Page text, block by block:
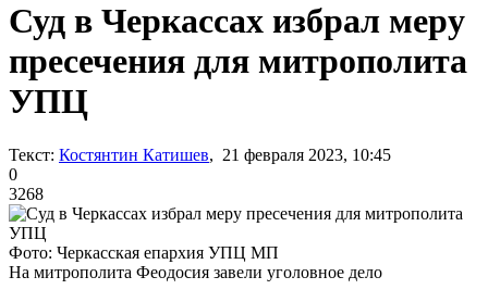
Суд в Черкассах избрал меру
пресечения для митрополита
УПЦ
Текст: Костянтин Катишев, 21 февраля 2023, 10:45
0
3268
Фото: Черкасская епархия УПЦ МП
На митрополита Феодосия завели уголовное дело